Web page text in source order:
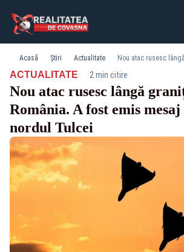
Acasă Știri Actualitate
ACTUALITATE· 2 min citire
Nou atac rusesc lângă
România. A fost emis
nordul Tulcei